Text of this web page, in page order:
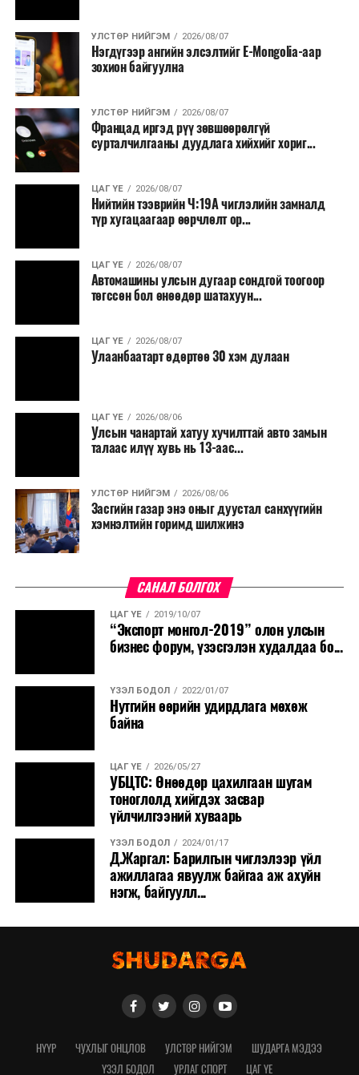
УЛСТӨР НИЙГЭМ 2026/08/07
Нэгдүгээр ангийн элсэлтийг E-Mongolia-аар
зохион байгуулна
УЛСТӨР НИЙГЭМ 2026/08/07
Францад иргэд рүү зөвшөөрөлгүй
сурталчилгааны дуудлага хийхийг хориг...
ЦАГ ҮЕ 2026/08/07
Нийтийн тээврийн Ч:19А чиглэлийн замналд
түр хугацаагаар өөрчлөлт ор...
ЦАГ ҮЕ 2026/08/07
Автомашины улсын дугаар сондгой тоогоор
төгссөн бол өнөөдөр шатахуун...
ЦАГ ҮЕ 2026/08/07
Улаанбаатарт өдөртөө 30 хэм дулаан
ЦАГ ҮЕ 2026/08/06
Улсын чанартай хатуу хучилттай авто замын
талаас илүү хувь нь 13-аас...
УЛСТӨР НИЙГЭМ 2026/08/06
Засгийн газар энэ оныг дуустал санхүүгийн
хэмнэлтийн горимд шилжинэ
САНАЛ БОЛГОХ
ЦАГ ҮЕ 2019/10/07
“Экспорт монгол-2019” олон улсын
бизнес форум, үзэсгэлэн худалдаа бо...
ҮЗЭЛ БОДОЛ 2022/01/07
Нутгийн өөрийн удирдлага мөхөж
байна
ЦАГ ҮЕ 2026/05/27
УБЦТС: Өнөөдөр цахилгаан шугам
тоноглолд хийгдэх засвар
үйлчилгээний хуваарь
ҮЗЭЛ БОДОЛ 2024/01/17
Д.Жаргал: Барилгын чиглэлээр үйл
ажиллагаа явуулж байгаа аж ахуйн
нэгж, байгуулл...
НҮҮР ЧУХЛЫГ ОНЦЛОВ УЛСТӨР НИЙГЭМ
ШУДАРГА МЭДЭЭ
ҮЗЭЛ БОДОЛ
УРЛАГ СПОРТ ЦАГ ҮЕ